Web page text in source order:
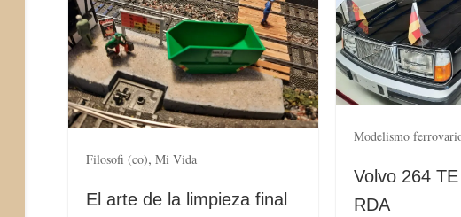
Filosofi (co),Mi Vida
El arte de la limpieza final
Modelismo
Volvo 264
RDA